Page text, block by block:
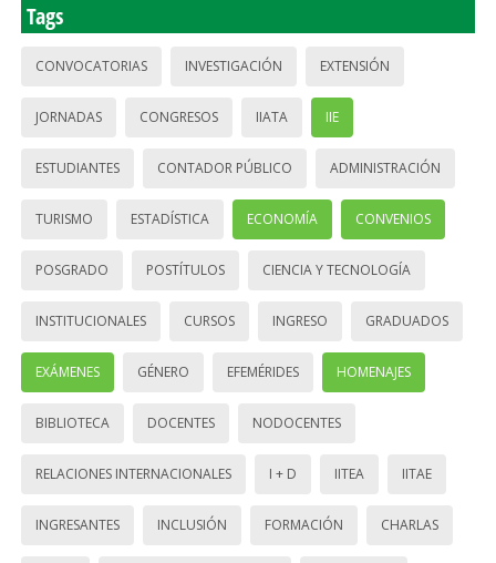
Tags
CONVOCATORIAS INVESTIGACIÓN EXTENSIÓN
JORNADAS CONGRESOS IIATA IIE
ESTUDIANTES CONTADOR PÚBLICO ADMINISTRACIÓN
TURISMO ESTADÍSTICA ECONOMÍA CONVENIOS
POSGRADO POSTÍTULOS CIENCIA Y TECNOLOGÍA
INSTITUCIONALES CURSOS INGRESO GRADUADOS
EXÁMENES GÉNERO EFEMÉRIDES HOMENAJES
BIBLIOTECA DOCENTES NODOCENTES
RELACIONES INTERNACIONALES I + D IITEA IITAE
INGRESANTES INCLUSIÓN FORMACIÓN CHARLAS